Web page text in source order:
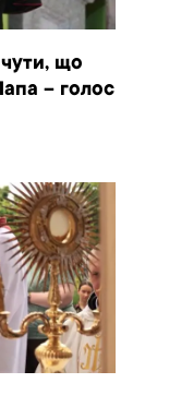
чути, що
– голос